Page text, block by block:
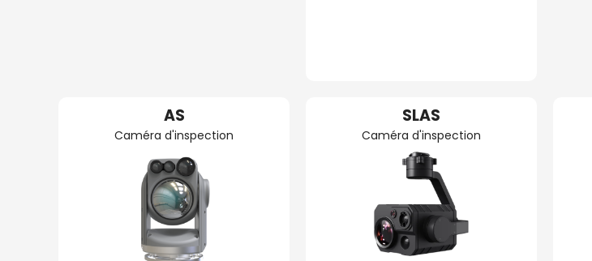
AS
Caméra d'inspection
SLAS
Caméra d'inspection